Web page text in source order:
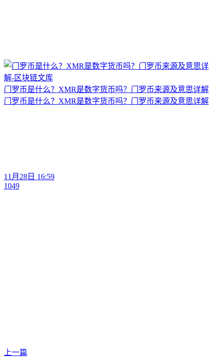
门罗币是什么？XMR是数字货币吗？门罗币来源及意思详解
门罗币是什么？XMR是数字货币吗？门罗币来源及意思详解
11月28日 16:59
1049
上一篇